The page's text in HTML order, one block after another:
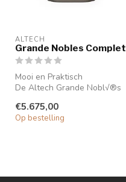
ALTECH
Grande Nobles Complet
Mooi en Praktisch
De Altech Grande Nobl√®s
alles erop ...
€5.675,00
Op bestelling